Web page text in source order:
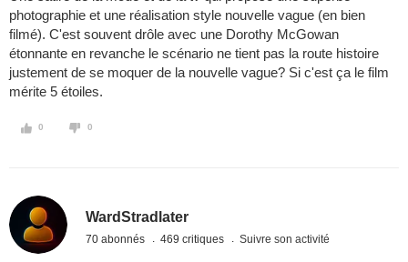
photographie et une réalisation style nouvelle vague (en bien
filmé). C'est souvent drôle avec une Dorothy McGowan
étonnante en revanche le scénario ne tient pas la route histoire
justement de se moquer de la nouvelle vague? Si c'est ça le film
mérite 5 étoiles.
0 0
WardStradlater
70 abonnés 469 critiques Suivre son activité